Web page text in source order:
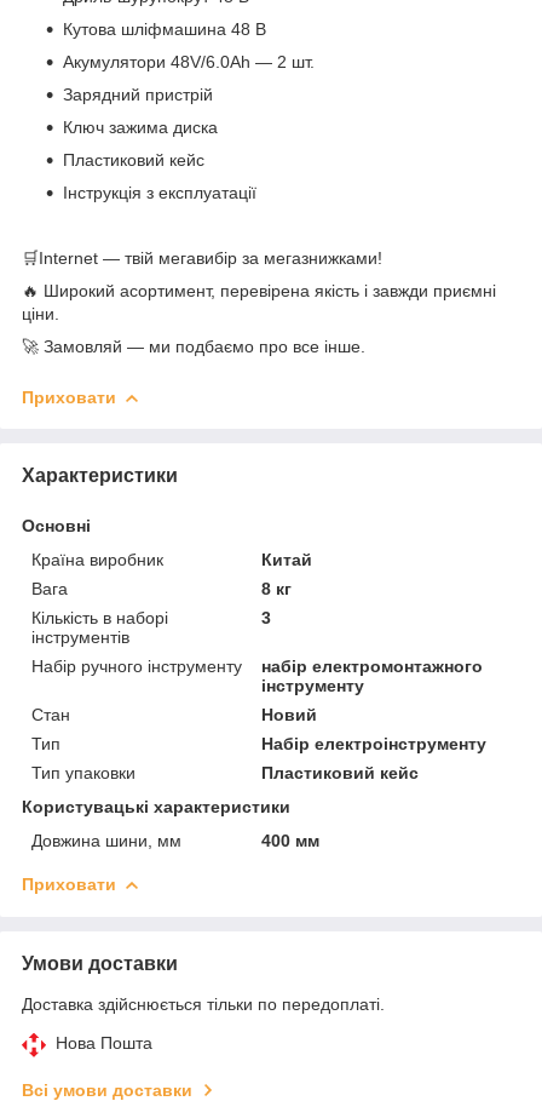
Кутова шліфмашина 48 В
Акумулятори 48V/6.0Ah — 2 шт.
Зарядний пристрій
Ключ зажима диска
Пластиковий кейс
Інструкція з експлуатації
🛒Internet — твій мегавибір за мегазнижками!
🔥 Широкий асортимент, перевірена якість і завжди приємні
ціни.
🚀 Замовляй — ми подбаємо про все інше.
Приховати
Характеристики
Основні
Країна виробник
Китай
Вага
8 кг
Кількість в наборі
інструментів
3
Набір ручного інструменту
набір електромонтажного
інструменту
Стан
Новий
Тип
Набір електроінструменту
Тип упаковки
Пластиковий кейс
Користувацькі характеристики
Довжина шини, мм
400 мм
Приховати
Умови доставки
Доставка здійснюється тільки по передоплаті.
Нова Пошта
Всі умови доставки